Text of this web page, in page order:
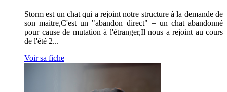
Storm est un chat qui a rejoint notre structure à la demande de
son maitre,C'est un "abandon direct" = un chat abandonné
pour cause de mutation à l'étranger,Il nous a rejoint au cours
de l'été 2...
Voir sa fiche